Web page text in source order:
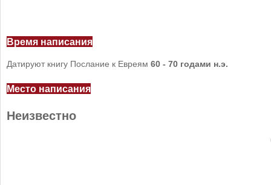
Время написания
Датируют книгу Послание к Евреям 60 - 70 годами н.э.
Место написания
Неизвестно